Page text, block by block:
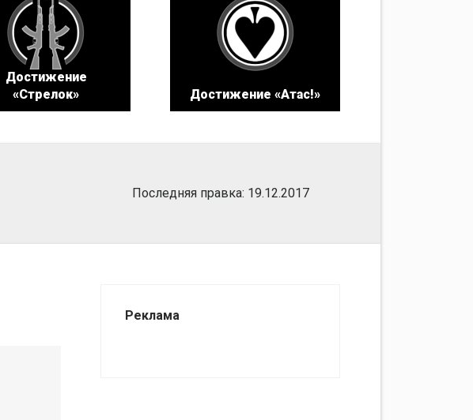
Достижение
«Стрелок»
Достижение «Атас!»
Последняя правка: 19.12.2017
Реклама